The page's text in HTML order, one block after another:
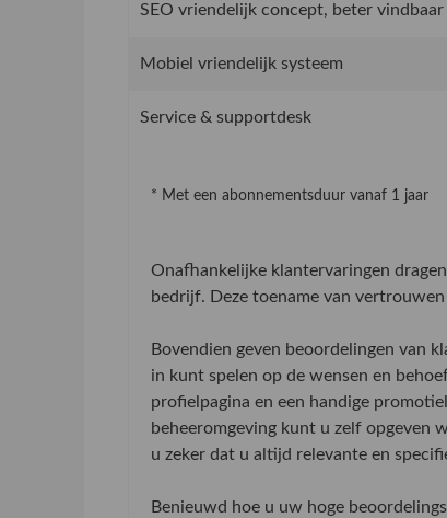
SEO vriendelijk concept, beter
Mobiel vriendelijk systeem
Service & supportdesk
* Met een abonnementsduur vanaf 1 jaar
Onafhankelijke klantervaringen
bedrijf. Deze toename van
Bovendien geven beoordelingen van
in kunt spelen op de wensen en
profielpagina en een handige
beheeromgeving kunt u zelf
u zeker dat u altijd relevante en
Benieuwd hoe u uw hoge